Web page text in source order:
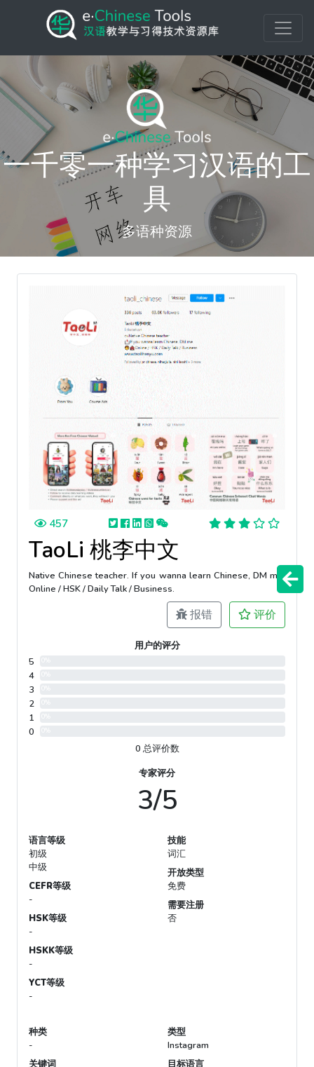
一千零一种学习汉语的工
具
多语种资源
457
TaoLi 桃李中文
Native Chinese teacher. If you wanna learn Chinese, DM me.
Online / HSK / Daily Talk / Business.
报错 评价
用户的评分
5
4
3
2
1
0
0 总评价数
专家评分
3/5
语言等级
初级
中级
CEFR等级
-
HSK等级
-
HSKK等级
-
YCT等级
-
技能
词汇
开放类型
免费
需要注册
否
种类
-
关键词
类型
Instagram
目标语言